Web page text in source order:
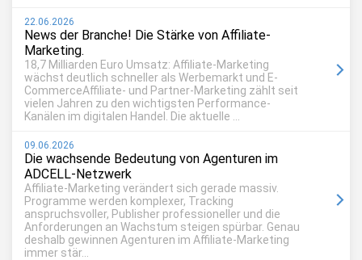
22.06.2026
News der Branche! Die Stärke von Affiliate-
Marketing.
18,7 Milliarden Euro Umsatz: Affiliate-Marketing
wächst deutlich schneller als Werbemarkt und E-
CommerceAffiliate- und Partner-Marketing zählt seit
vielen Jahren zu den wichtigsten Performance-
Kanälen im digitalen Handel. Die aktuelle ...
09.06.2026
Die wachsende Bedeutung von Agenturen im
ADCELL-Netzwerk
Affiliate-Marketing verändert sich gerade massiv.
Programme werden komplexer, Tracking
anspruchsvoller, Publisher professioneller und die
Anforderungen an Wachstum steigen spürbar. Genau
deshalb gewinnen Agenturen im Affiliate-Marketing
immer stär...